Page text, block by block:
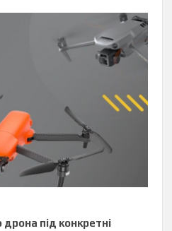
під конкретні